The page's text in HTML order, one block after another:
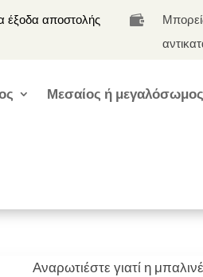
έξοδα αποστολής 
Μεσαίος ή
Αναρωτιέστε γιατί η